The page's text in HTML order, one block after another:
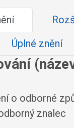
Úplné znění
o odborné
znalec